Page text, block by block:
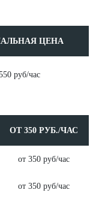
ЦЕНА
руб/час
ОТ 350 РУБ./ЧАС
от 350 руб/час
от 350 руб/час